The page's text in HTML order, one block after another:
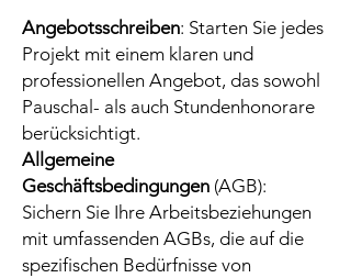
Angebotsschreiben: Starten Sie jedes
Projekt mit einem klaren und
professionellen Angebot, das sowohl
Pauschal- als auch Stundenhonorare
berücksichtigt.
Allgemeine
Geschäftsbedingungen (AGB):
Sichern Sie Ihre Arbeitsbeziehungen
mit umfassenden AGBs, die auf die
spezifischen Bedürfnisse von